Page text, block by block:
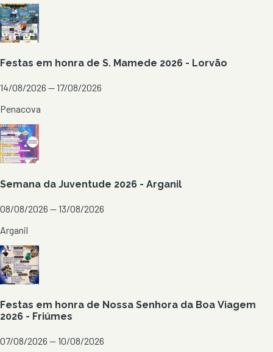
Festas em honra de S. Mamede 2026 - Lorvão
14/08/2026 — 17/08/2026
Penacova
Semana da Juventude 2026 - Arganil
08/08/2026 — 13/08/2026
Arganil
Festas em honra de Nossa Senhora da Boa Viagem
2026 - Friúmes
07/08/2026 — 10/08/2026